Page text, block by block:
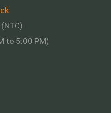
to 5:00 PM)